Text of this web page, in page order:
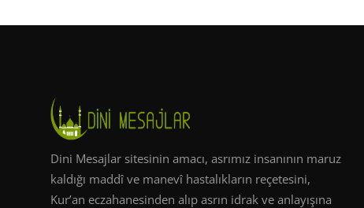
Dini Mesajlar sitesinin amacı, asrımız insanının maruz
kaldığı maddî ve manevî hastalıkların reçetesini,
Kur’an eczahanesinden alıp asrın idrak ve anlayışına